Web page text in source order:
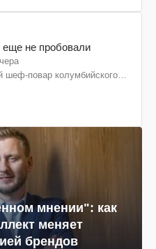
не пробовали
шеф-повар колумбийского
мнении": как
меняет
брендов